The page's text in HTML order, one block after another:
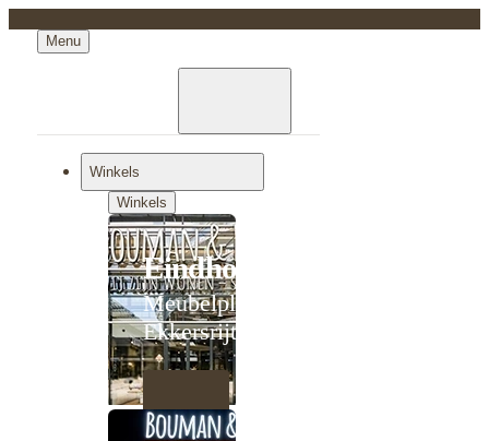
Menu
Winkels
Winkels
Eindhoven
Meubelplein
Ekkersrijt